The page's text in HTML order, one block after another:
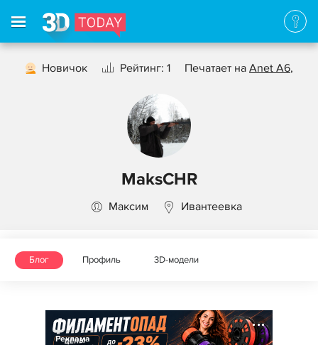
Новичок Рейтинг: 1 Печатает на Anet A6,
MaksCHR
Максим Ивантеевка
Блог Профиль 3D-модели
Реклама